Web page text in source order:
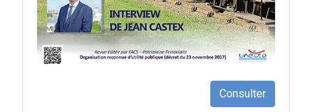
Consulter